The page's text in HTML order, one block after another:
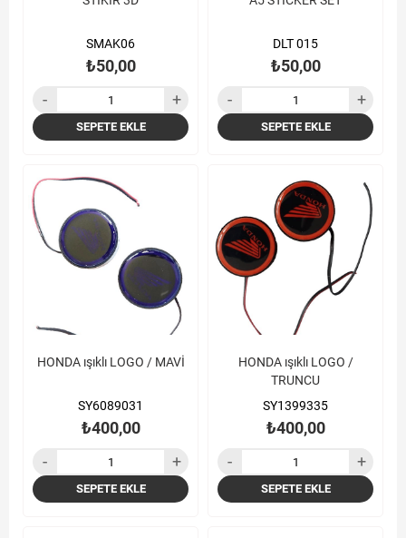
SMAK06
₺50,00
SEPETE EKLE
DLT 015
₺50,00
SEPETE EKLE
HONDA ışıklı LOGO / MAVİ
SY6089031
₺400,00
SEPETE EKLE
HONDA ışıklı LOGO /
TRUNCU
SY1399335
₺400,00
SEPETE EKLE